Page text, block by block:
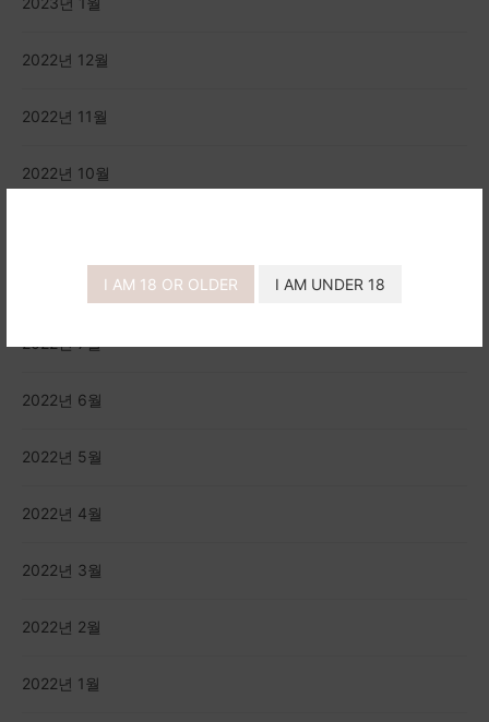
I AM 18 OR OLDER I AM UNDER 18
2022년 12월
2022년 11월
2022년 10월
2022년 7월
2022년 6월
2022년 5월
2022년 4월
2022년 3월
2022년 2월
2022년 1월